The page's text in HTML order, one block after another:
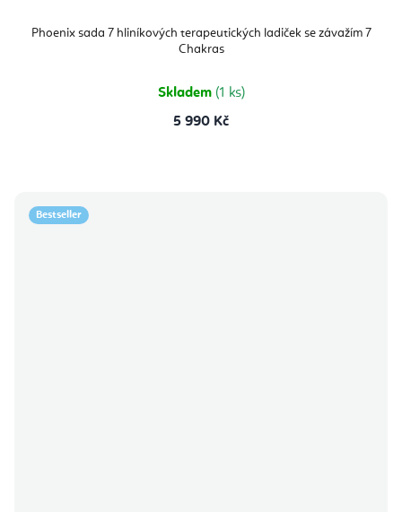
Phoenix sada 7 hliníkových terapeutických ladiček se závažím 7
Chakras
Skladem (1 ks)
5 990 Kč
Bestseller